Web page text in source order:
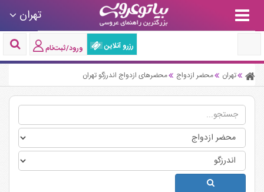
تهران
رزرو آنلاین ورود/ثبت‌نام
تهران محضر ازدواج محضرهای ازدواج اندرزگو تهران